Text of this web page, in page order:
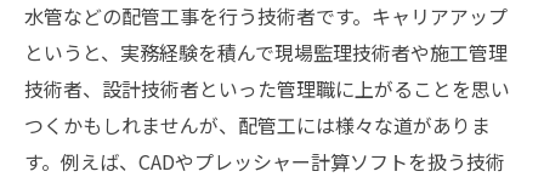
水管などの配管工事を行う技術者です。キャリアアップ
というと、実務経験を積んで現場監理技術者や施工管理
技術者、設計技術者といった管理職に上がることを思い
つくかもしれませんが、配管工には様々な道がありま
す。例えば、CADやプレッシャー計算ソフトを扱う技術